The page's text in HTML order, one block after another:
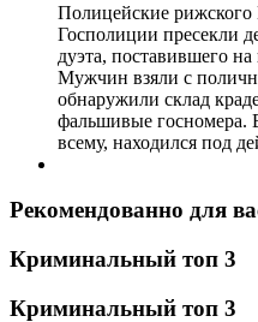
Полицейские рижского
Госполиции пресекли
дуэта, поставившего
Мужчин взяли с
обнаружили склад
фальшивые госномера.
всему, находился под
Рекомендованно для
Криминальный топ 3
Криминальный топ 3